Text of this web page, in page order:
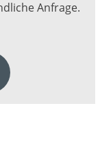
Anfrage.